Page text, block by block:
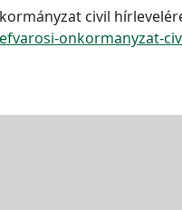
civil
onkormanyzat-